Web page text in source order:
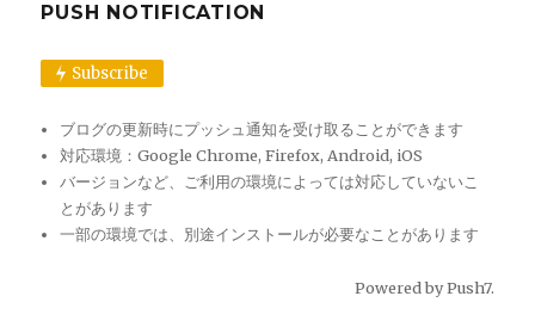
PUSH NOTIFICATION
Subscribe
ブログの更新時にプッシュ通知を受け取ることができます
対応環境：Google Chrome, Firefox, Android, iOS
バージョンなど、ご利用の環境によっては対応していないこ
とがあります
一部の環境では、別途インストールが必要なことがあります
Powered byPush7.